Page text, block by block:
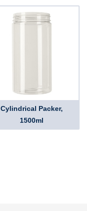
Cylindrical Packer,
1500ml